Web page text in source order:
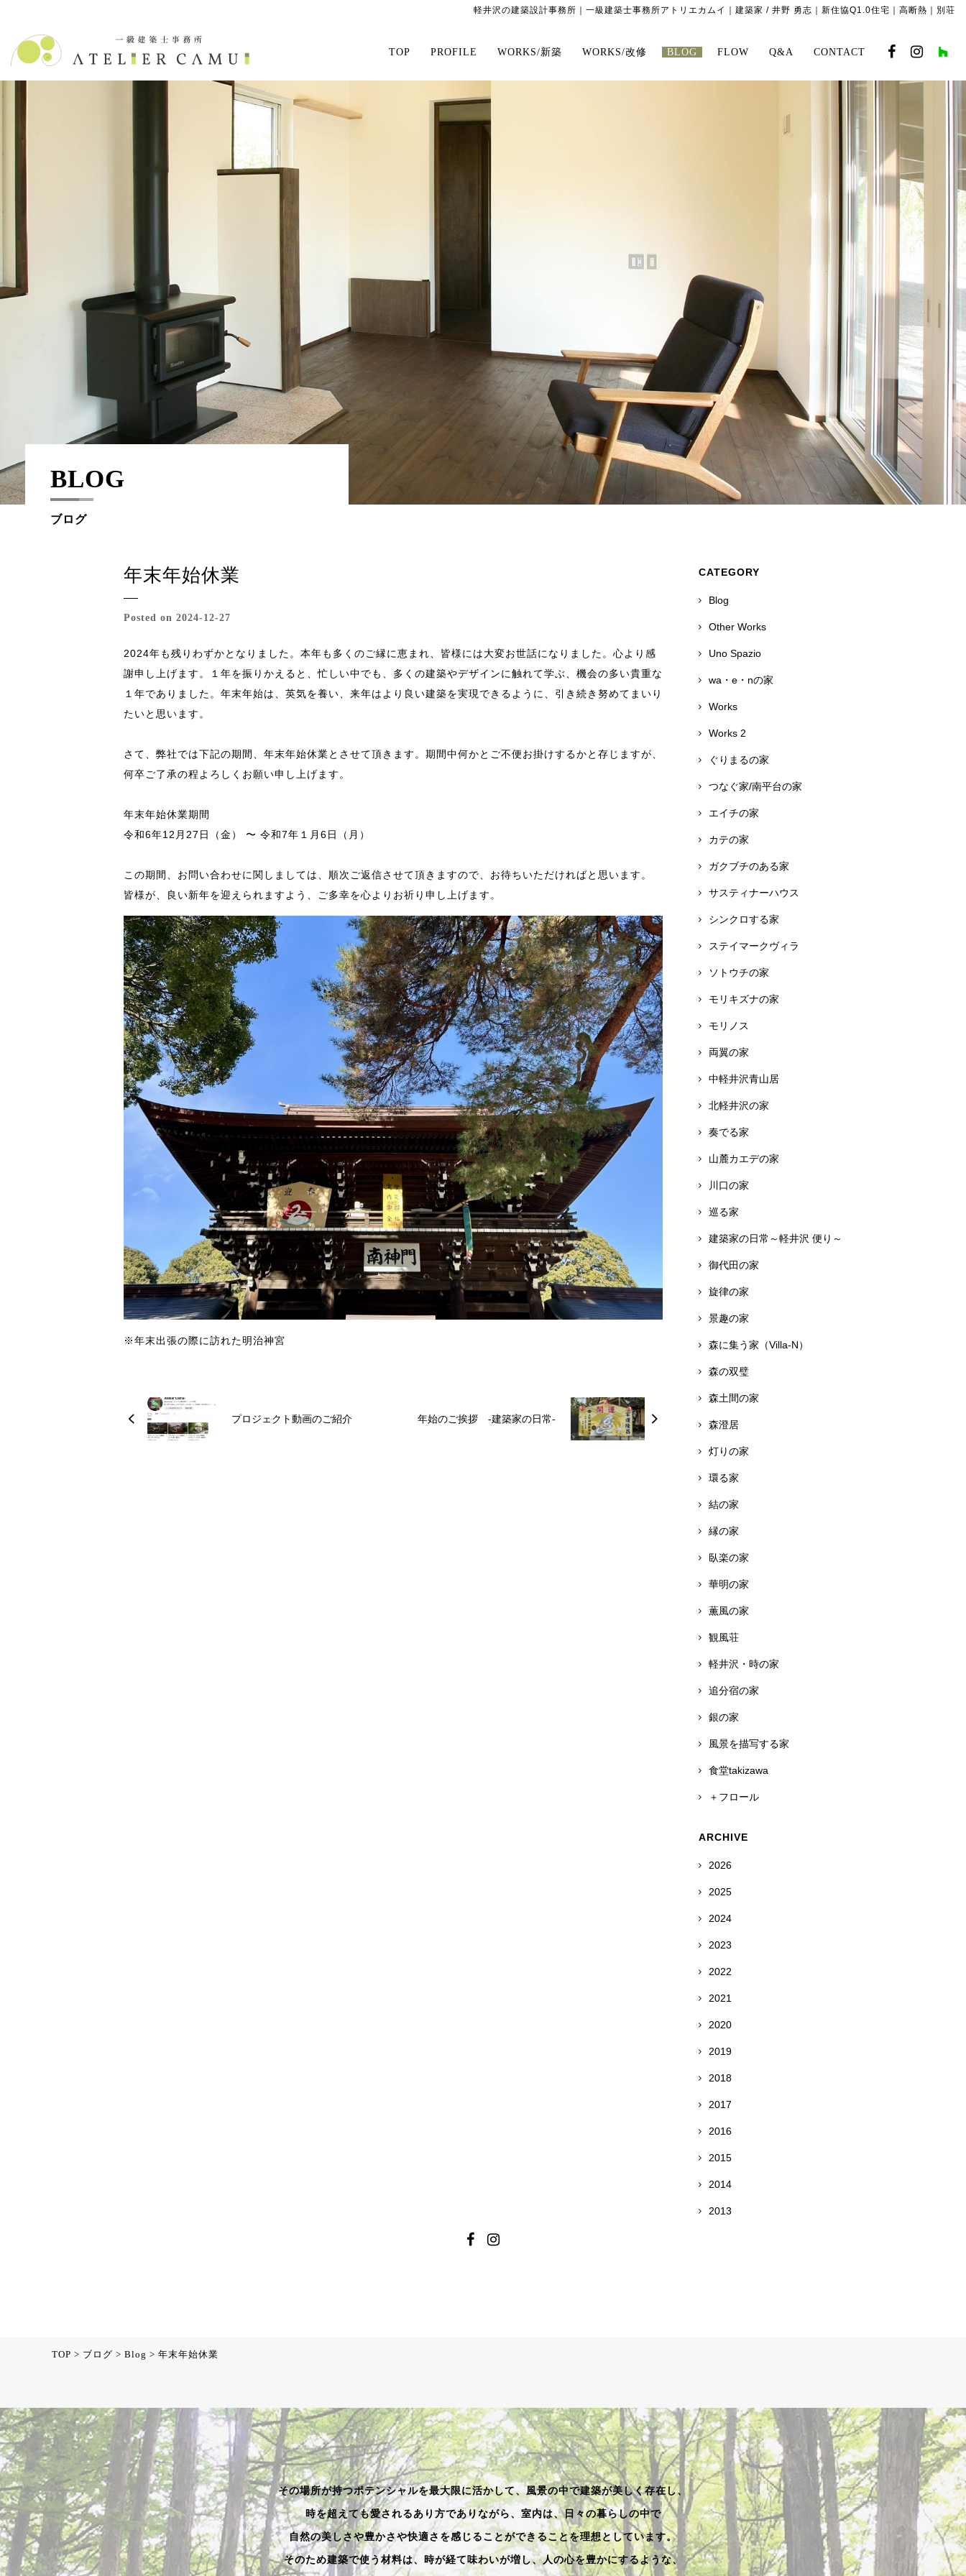
軽井沢の建築設計事務所｜一級建築士事務所アトリエカムイ｜建築家 / 井野 勇志｜新住協Q1.0住宅｜高断熱｜別荘
TOP PROFILE WORKS/新築 WORKS/改修 BLOG FLOW Q&A CONTACT
BLOG
ブログ
年末年始休業
Posted on 2024-12-27
2024年も残りわずかとなりました。本年も多くのご縁に恵まれ、皆様には大変お世話になりました。心より感
謝申し上げます。１年を振りかえると、忙しい中でも、多くの建築やデザインに触れて学ぶ、機会の多い貴重な
１年でありました。年末年始は、英気を養い、来年はより良い建築を実現できるように、引き続き努めてまいり
たいと思います。
さて、弊社では下記の期間、年末年始休業とさせて頂きます。期間中何かとご不便お掛けするかと存じますが、
何卒ご了承の程よろしくお願い申し上げます。
年末年始休業期間
令和6年12月27日（金） 〜 令和7年１月6日（月）
この期間、お問い合わせに関しましては、順次ご返信させて頂きますので、お待ちいただければと思います。
皆様が、良い新年を迎えられますよう、ご多幸を心よりお祈り申し上げます。
※年末出張の際に訪れた明治神宮
プロジェクト動画のご紹介 年始のご挨拶 -建築家の日常-
CATEGORY
Blog
Other Works
Uno Spazio
wa・e・nの家
Works
Works 2
ぐりまるの家
つなぐ家/南平台の家
エイチの家
カテの家
ガクブチのある家
サスティナーハウス
シンクロする家
ステイマークヴィラ
ソトウチの家
モリキズナの家
モリノス
両翼の家
中軽井沢青山居
北軽井沢の家
奏でる家
山麓カエデの家
川口の家
巡る家
建築家の日常～軽井沢 便り～
御代田の家
旋律の家
景趣の家
森に集う家（Villa-N）
森の双璧
森土間の家
森澄居
灯りの家
環る家
結の家
縁の家
臥楽の家
華明の家
薫風の家
観風荘
軽井沢・時の家
追分宿の家
銀の家
風景を描写する家
食堂takizawa
＋フロール
ARCHIVE
2026
2025
2024
2023
2022
2021
2020
2019
2018
2017
2016
2015
2014
2013
TOP > ブログ > Blog > 年末年始休業
その場所が持つポテンシャルを最大限に活かして、風景の中で建築が美しく存在し、
時を超えても愛されるあり方でありながら、室内は、日々の暮らしの中で
自然の美しさや豊かさや快適さを感じることができることを理想としています。
そのため建築で使う材料は、時が経て味わいが増し、人の心を豊かにするような、